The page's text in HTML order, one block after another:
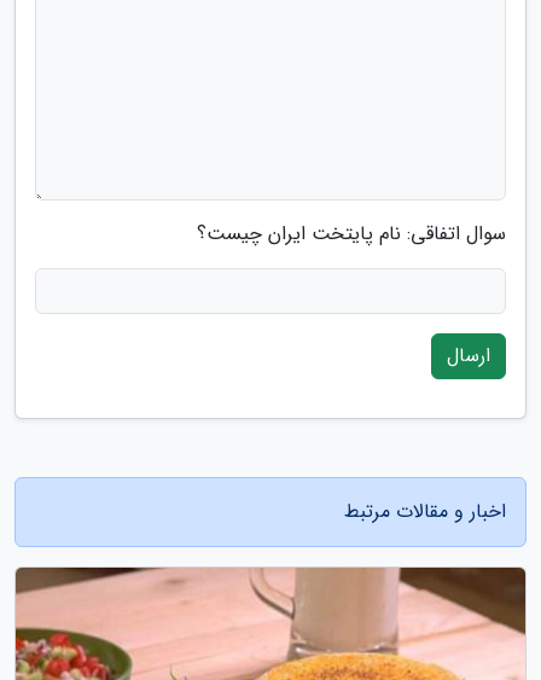
سوال اتفاقی: نام پایتخت ایران چیست؟
ارسال
اخبار و مقالات مرتبط